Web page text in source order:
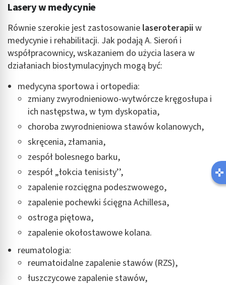
Lasery w medycynie
Równie szerokie jest zastosowanie laseroterapiiw
medycynie i rehabilitacji. Jak podają A. Sieroń i
współpracownicy, wskazaniem do użycia lasera w
działaniach biostymulacyjnych mogą być:
medycyna sportowa i ortopedia:
zmiany zwyrodnieniowo-wytwórcze kręgosłupa i
ich następstwa, w tym dyskopatia,
choroba zwyrodnieniowa stawów kolanowych,
skręcenia, złamania,
zespół bolesnego barku,
zespół „łokcia tenisisty’’,
zapalenie rozcięgna podeszwowego,
zapalenie pochewki ścięgna Achillesa,
ostroga piętowa,
zapalenie okołostawowe kolana.
reumatologia:
reumatoidalne zapalenie stawów (RZS),
łuszczycowe zapalenie stawów,